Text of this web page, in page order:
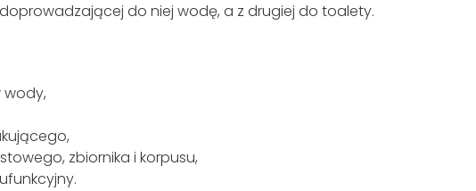
do niej wodę, a z drugiej do toalety.
wody,
zbiornika i korpusu,